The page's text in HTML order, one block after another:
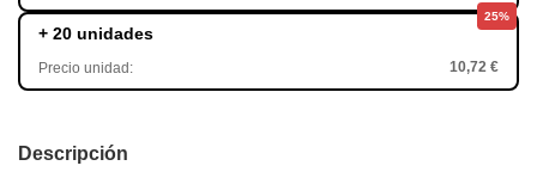
25%
+ 20 unidades
Precio unidad: 10,72 €
Descripción